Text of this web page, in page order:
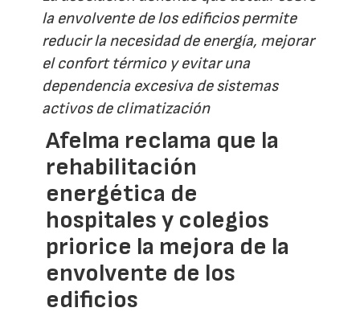
la envolvente de los edificios permite
reducir la necesidad de energía, mejorar
el confort térmico y evitar una
dependencia excesiva de sistemas
activos de climatización
Afelma reclama que la
rehabilitación
energética de
hospitales y colegios
priorice la mejora de la
envolvente de los
edificios